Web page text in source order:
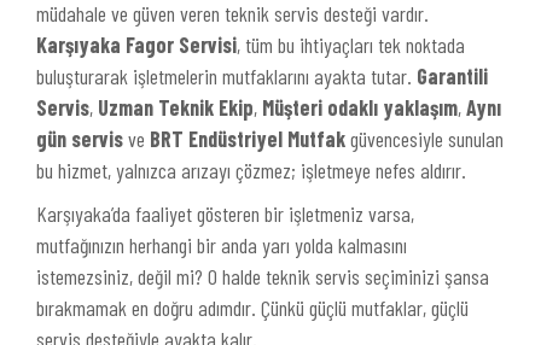
müdahale ve güven veren teknik servis desteği vardır.
Karşıyaka Fagor Servisi, tüm bu ihtiyaçları tek noktada
buluşturarak işletmelerin mutfaklarını ayakta tutar. Garantili
Servis, Uzman Teknik Ekip, Müşteri odaklı yaklaşım,Aynı
gün servisve BRT Endüstriyel Mutfakgüvencesiyle sunulan
bu hizmet, yalnızca arızayı çözmez; işletmeye nefes aldırır.
Karşıyaka’da faaliyet gösteren bir işletmeniz varsa,
mutfağınızın herhangi bir anda yarı yolda kalmasını
istemezsiniz, değil mi? O halde teknik servis seçiminizi şansa
bırakmamak en doğru adımdır. Çünkü güçlü mutfaklar, güçlü
servis desteğiyle ayakta kalır.